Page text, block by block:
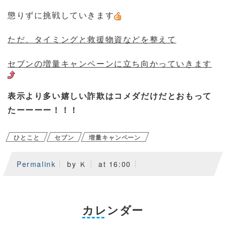
懲りずに挑戦していきます
ただ、タイミングと救援物資などを整えて
セブンの増量キャンペーンに立ち向かっていきます
表示より多い嬉しい詐欺はコメダだけだとおもって
たーーーー！！！
ひとこと セブン 増量キャンペーン
Permalink by Ｋ at 16:00
カレンダー